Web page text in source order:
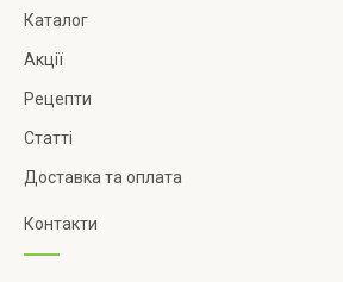
Каталог
Акції
Рецепти
Статті
Доставка та оплата
Контакти